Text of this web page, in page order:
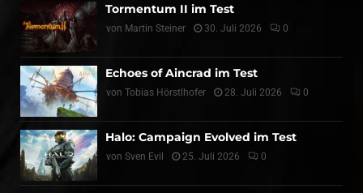
Tormentum II im Test
von Martin Steiner 30. Juli 2026 0
Echoes of Aincrad im Test
von Tobias Hörstlhofer 28. Juli 2026 0
Halo: Campaign Evolved im Test
von Sven Evil 25. Juli 2026 0